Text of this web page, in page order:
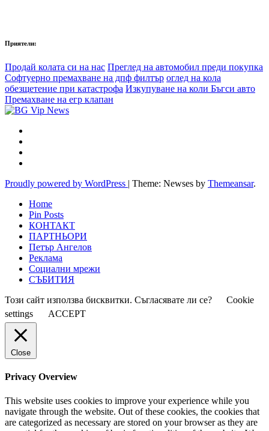
Приятели:
Продай колата си на нас Преглед на автомобил преди покупка
Софтуерно премахване на дпф филтър оглед на кола
обезщетение при катастрофа Изкупуване на коли Бъгси авто
Премахване на егр клапан
Proudly powered by WordPress | Theme: Newses by Themeansar.
Home
Pin Posts
КОНТАКТ
ПАРТНЬОРИ
Петър Ангелов
Реклама
Социални мрежи
СЪБИТИЯ
Този сайт използва бисквитки. Съгласявате ли се?
Cookie
settings
ACCEPT
Close
Privacy Overview
This website uses cookies to improve your experience while you
navigate through the website. Out of these cookies, the cookies that
are categorized as necessary are stored on your browser as they are